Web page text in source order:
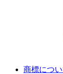
商標につ